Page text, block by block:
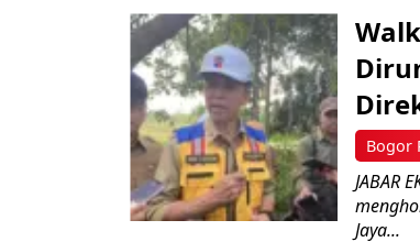
Bogor
JABAR
Jaya...